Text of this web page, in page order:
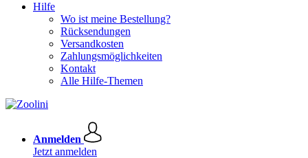
Hilfe
Wo ist meine Bestellung?
Rücksendungen
Versandkosten
Zahlungsmöglichkeiten
Kontakt
Alle Hilfe-Themen
Anmelden
Jetzt anmelden